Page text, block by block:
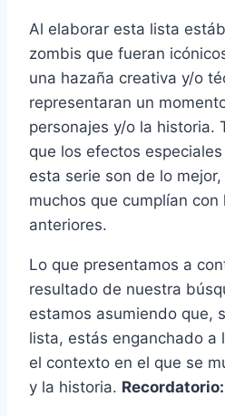
Al elaborar esta lista
zombis que fueran
una hazaña creativa y/o
representaran un
personajes y/o la historia.
que los efectos
esta serie son de lo
muchos que cumplí­an
anteriores.
Lo que presentamos a
resultado de nuestra
estamos asumiendo que,
lista, estás enganchado a
el contexto en el que se
y la historia. Recordatorio: